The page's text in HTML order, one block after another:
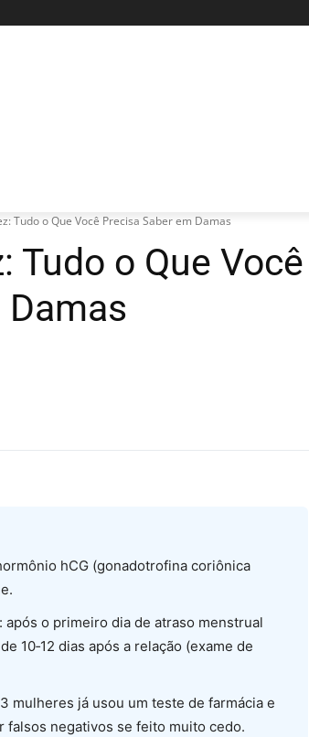
Tudo o Que Você Precisa Saber em Damas
Tudo o Que Você
Damas
hCG (gonadotrofina coriônica
após o primeiro dia de atraso menstrual
10‑12 dias após a relação (exame de
mulheres já usou um teste de farmácia e
falsos negativos se feito muito cedo.